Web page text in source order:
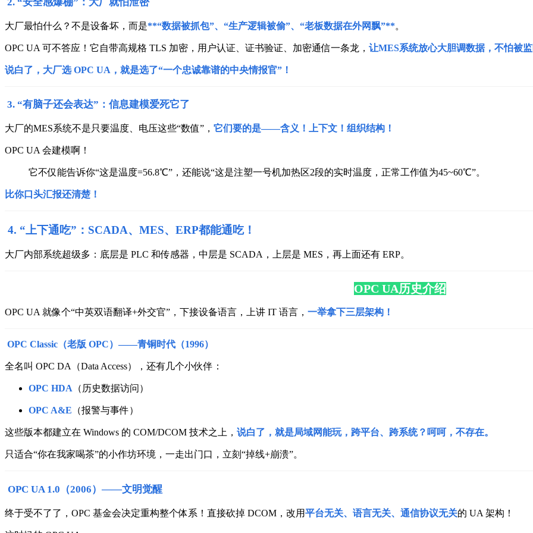
大厂最怕什么？ 不是设备坏，而是**“数据被抓包”、“生产逻辑被偷”、“老板数据在外网飘”**。
OPC UA 可不答应！ 它自带高规格 TLS 加密，用户认证、证书验证、加密通信一条龙， 让MES系统放心大胆调数据，不怕被
说白了，大厂选 OPC UA，就是选了“一个忠诚靠谱的中央情报官”！
3. “有脑子还会表达”：信息建模爱死它了
大厂的MES系统不是只要温度、电压这些“数值”， 它们要的是——含义！上下文！组织结构！
OPC UA 会建模啊！
它不仅能告诉你“这是温度=56.8℃”， 还能说“这是注塑一号机加热区2段的实时温度，正常工作值为45~60℃”。
比你口头汇报还清楚！
4. “上下通吃”：SCADA、MES、ERP都能通吃！
大厂内部系统超级多：底层是 PLC 和传感器，中层是 SCADA，上层是 MES，再上面还有 ERP。
OPC UA历史介绍
OPC UA 就像个“中英双语翻译+外交官”， 下接设备语言，上讲 IT 语言， 一举拿下三层架构！
OPC Classic（老版 OPC）——青铜时代（1996）
全名叫 OPC DA（Data Access），还有几个小伙伴：
OPC HDA （历史数据访问）
OPC A&E （报警与事件）
这些版本都建立在 Windows 的 COM/DCOM 技术之上， 说白了，就是局域网能玩，跨平台、跨系统？呵呵，不存在。
只适合“你在我家喝茶”的小作坊环境，一走出门口，立刻“掉线+崩溃”。
OPC UA 1.0（2006）——文明觉醒
终于受不了了，OPC 基金会决定重构整个体系！ 直接砍掉 DCOM，改用平台无关、语言无关、通信协议无关的 UA 架构！